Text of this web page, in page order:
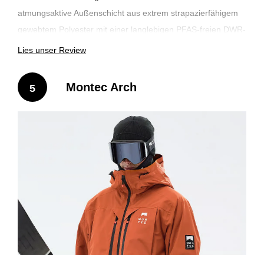
atmungsaktive Außenschicht aus extrem strapazierfähigem
gewebtem Polyester mit einer langlebigen PFAS-freien DWR-
Beschichtung und vollständig versiegelten Nähten. Der
verleihen der Dune einen markanten Look und einen
praktischen Vorteil. Die Comfortemp® 60g/40gsm Isolierung
perfekt für Freeride-Tage oder Resort-Laps geeignet ist.
Lies unser Review
5 Montec Arch